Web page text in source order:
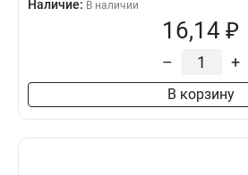
Наличие: В наличии
16,14 ₽
– +
В корзину